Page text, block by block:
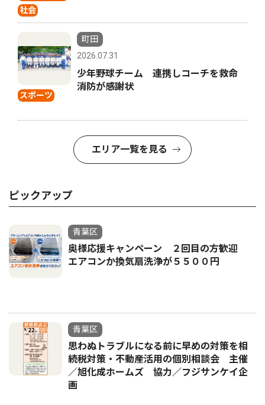
社会
スポーツ
町田
2026.07.31
少年野球チーム 連携しコーチを救命
消防が感謝状
エリア一覧を見る
ピックアップ
青葉区
奥様応援キャンペーン ２回目の方歓迎
エアコンか換気扇洗浄が５５００円
青葉区
思わぬトラブルになる前に早めの対策を相
続税対策・不動産活用の個別相談会 主催
／旭化成ホームズ 協力／フジサンケイ企
画